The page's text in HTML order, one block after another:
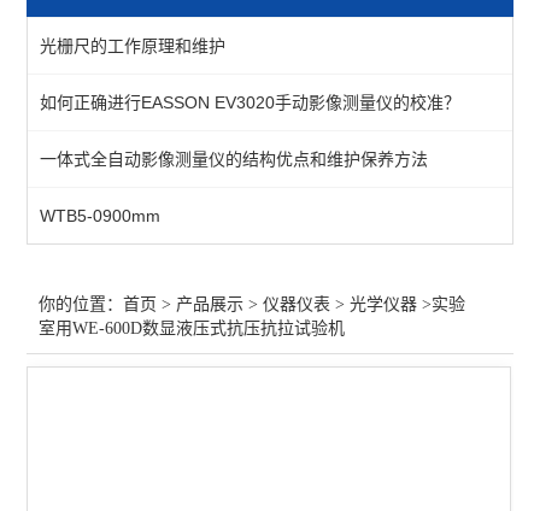
查看全部 >>
光栅尺的工作原理和维护
如何正确进行EASSON EV3020手动影像测量仪的校准？
一体式全自动影像测量仪的结构优点和维护保养方法
WTB5-0900mm
你的位置：首页 > 产品展示 >仪器仪表 >光学仪器 >实验
室用WE-600D数显液压式抗压抗拉试验机